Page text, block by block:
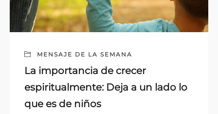
MENSAJE DE LA SEMANA
La importancia de crecer
espiritualmente: Deja a un lado lo
que es de niños